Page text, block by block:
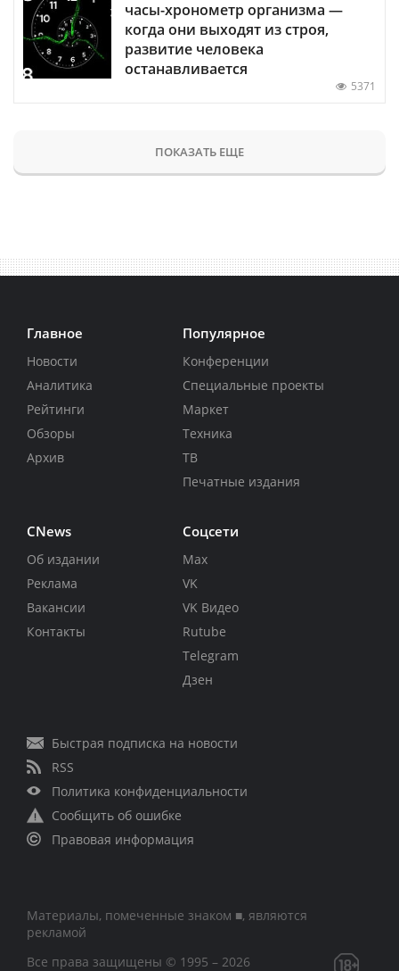
часы-хронометр организма —
когда они выходят из строя,
развитие человека
останавливается
5371
ПОКАЗАТЬ ЕЩЕ
Главное
Новости
Аналитика
Рейтинги
Обзоры
Архив
Популярное
Конференции
Специальные проекты
Маркет
Техника
ТВ
Печатные издания
CNews
Об издании
Реклама
Вакансии
Контакты
Соцсети
Max
VK
VK Видео
Rutube
Telegram
Дзен
Быстрая подписка на новости
RSS
Политика конфиденциальности
Сообщить об ошибке
Правовая информация
Материалы, помеченные знаком ■, являются
рекламой
Все права защищены © 1995 – 2026